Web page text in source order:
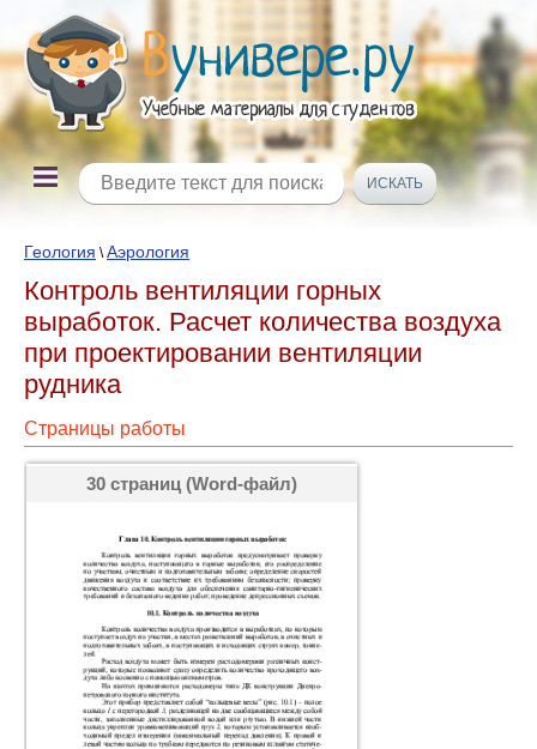
Геология \Аэрология
Контроль вентиляции горных
выработок. Расчет количества воздуха
при проектировании вентиляции
рудника
Страницы работы
30 страниц (Word-файл)